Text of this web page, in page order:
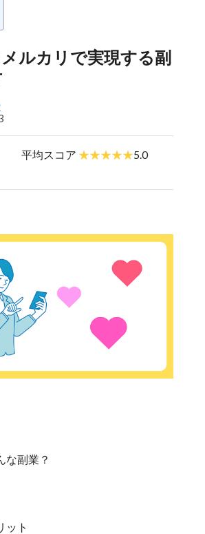
ルカリで実現する副
平均スコア 5.0
な副業？
ット